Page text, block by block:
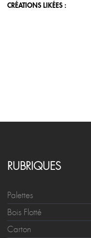
CRÉATIONS LIKÉES :
RUBRIQUES
Palettes
Bois Flotté
Carton